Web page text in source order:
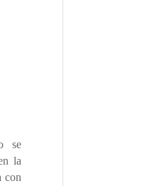
se
la
con